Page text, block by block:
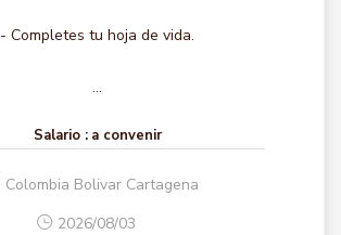
- Completes tu hoja de vida.
...
Salario : a convenir
Colombia Bolivar Cartagena
2026/08/03